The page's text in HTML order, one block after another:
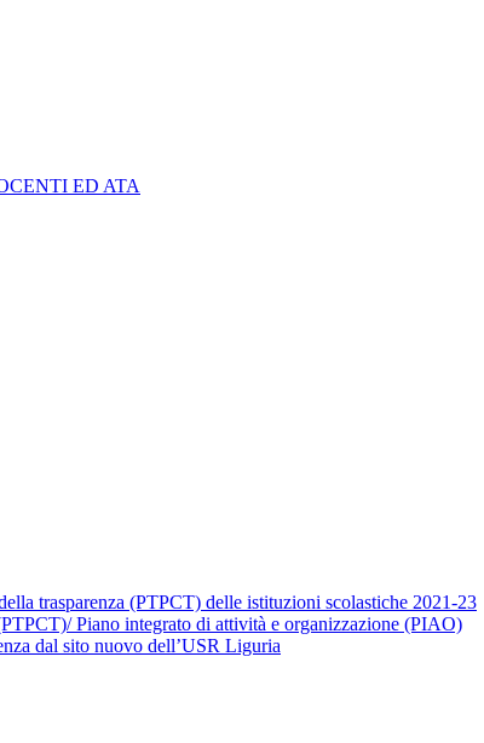
ED ATA
trasparenza (PTPCT) delle istituzioni scolastiche 2021-23
Piano integrato di attività e organizzazione (PIAO)
dal sito nuovo dell’USR Liguria